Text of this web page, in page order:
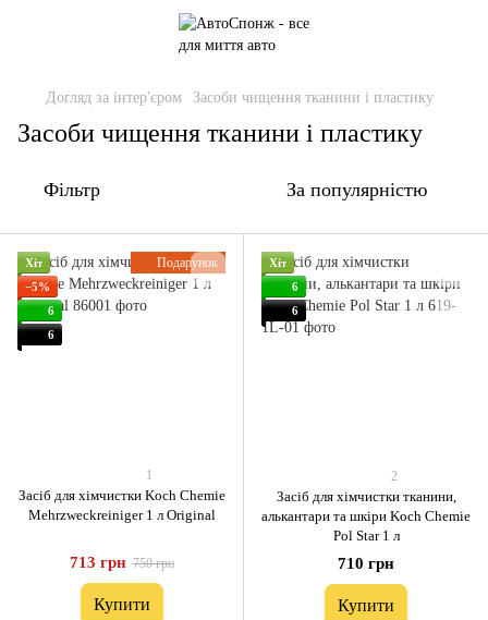
Догляд за інтер'єром Засоби чищення тканини і пластику
Засоби чищення тканини і пластику
Фільтр За популярністю
Подарунок
Хіт
−5%
6
6
1
Засіб для хімчистки Koch Chemie
Mehrzweckreiniger 1 л Original
713 грн 750 грн
Купити
Хіт
6
6
2
Засіб для хімчистки тканини,
алькантари та шкіри Koch Chemie
Pol Star 1 л
710 грн
Купити